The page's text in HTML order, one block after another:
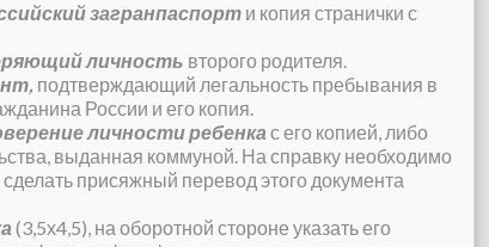
загранпаспорт и копия странички с
личность второго родителя.
подтверждающий легальность пребывания в
России и его копия.
личности ребенка с его копией, либо
выданная коммуной. На справку необходимо
сделать присяжный перевод этого документа
(3,5х4,5), на оборотной стороне указать его